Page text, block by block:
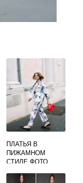
ПЛАТЬЯ В
ПИЖАМНОМ
СТИЛЕ ФОТО